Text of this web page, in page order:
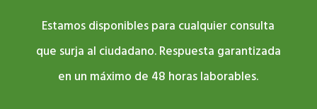
Estamos disponibles para cualquier consulta
que surja al ciudadano. Respuesta garantizada
en un máximo de 48 horas laborables.